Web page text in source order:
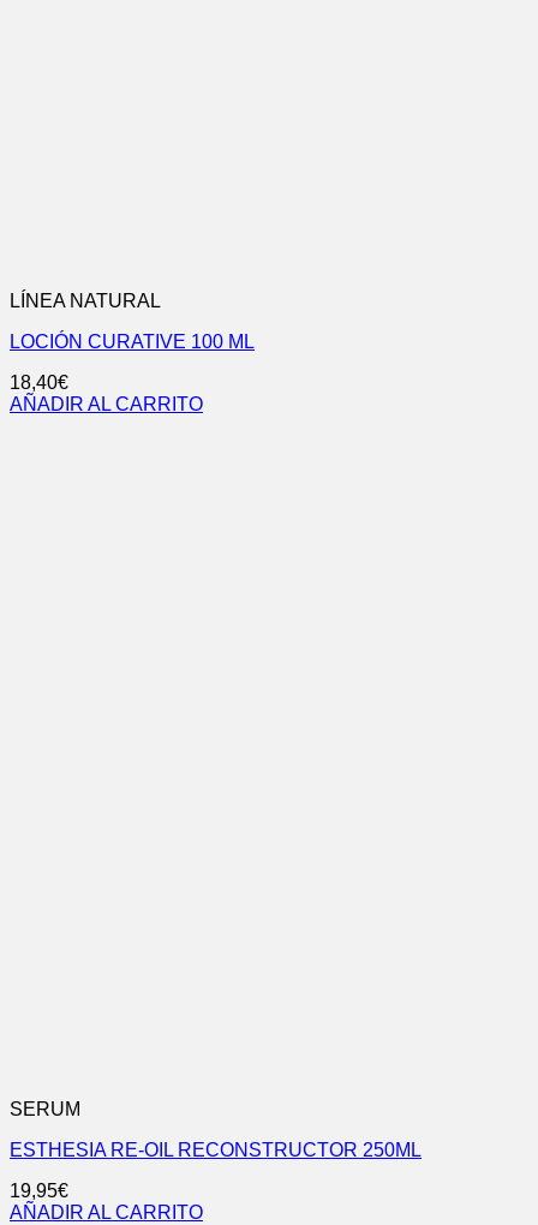
LÍNEA NATURAL
LOCIÓN CURATIVE 100 ML
18,40€
AÑADIR AL CARRITO
SERUM
ESTHESIA RE-OIL RECONSTRUCTOR 250ML
19,95€
AÑADIR AL CARRITO